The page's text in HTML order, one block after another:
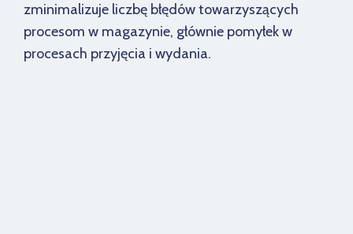
zminimalizuje liczbę błędów towarzyszących
procesom w magazynie, głównie pomyłek w
procesach przyjęcia i wydania.